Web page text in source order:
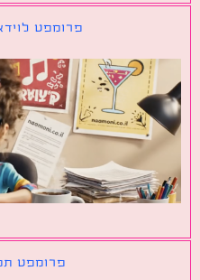
פרומפט לוידאו
פרומפט תמונת